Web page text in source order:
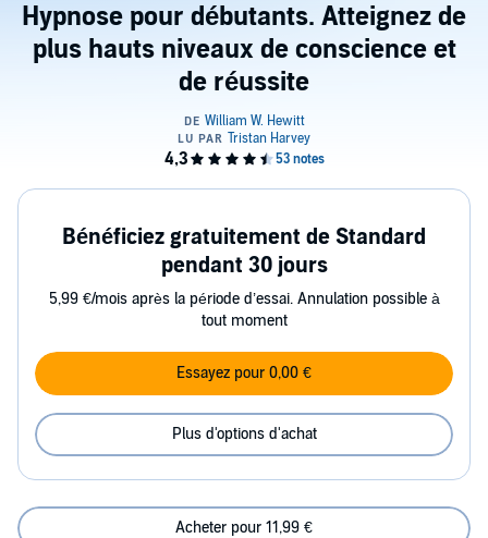
Hypnose pour débutants. Atteignez de
plus hauts niveaux de conscience et
de réussite
Bénéficiez gratuitement de Standard
pendant 30 jours
5,99 €/mois après la période d’essai. Annulation possible à
tout moment
Essayez pour 0,00 €
Plus d'options d'achat
Acheter pour 11,99 €